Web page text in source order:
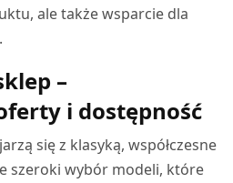
ale także wsparcie dla
–
i dostępność
się z klasyką, współczesne
szeroki wybór modeli, które